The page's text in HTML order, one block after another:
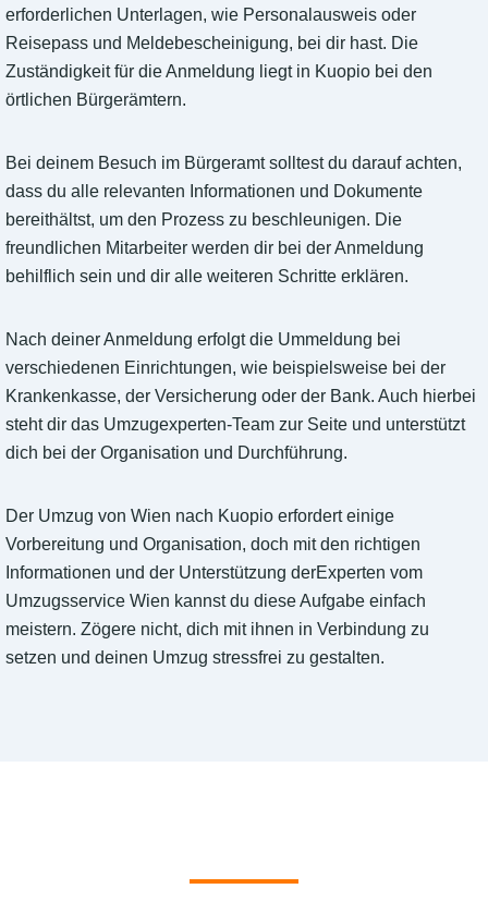
erforderlichen Unterlagen, wie Personalausweis oder
Reisepass und Meldebescheinigung, bei dir hast. Die
Zuständigkeit für die Anmeldung liegt in Kuopio bei den
örtlichen Bürgerämtern.
Bei deinem Besuch im Bürgeramt solltest du darauf achten,
dass du alle relevanten Informationen und Dokumente
bereithältst, um den Prozess zu beschleunigen. Die
freundlichen Mitarbeiter werden dir bei der Anmeldung
behilflich sein und dir alle weiteren Schritte erklären.
Nach deiner Anmeldung erfolgt die Ummeldung bei
verschiedenen Einrichtungen, wie beispielsweise bei der
Krankenkasse, der Versicherung oder der Bank. Auch hierbei
steht dir das Umzugexperten-Team zur Seite und unterstützt
dich bei der Organisation und Durchführung.
Der Umzug von Wien nach Kuopio erfordert einige
Vorbereitung und Organisation, doch mit den richtigen
Informationen und der Unterstützung derExperten vom
Umzugsservice Wien kannst du diese Aufgabe einfach
meistern. Zögere nicht, dich mit ihnen in Verbindung zu
setzen und deinen Umzug stressfrei zu gestalten.